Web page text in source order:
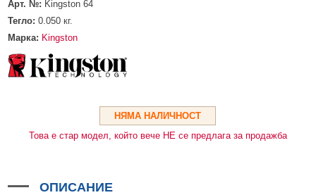
ГЪВКАВИ ГОФРИРАНИ ТРЪБИ
POE УДЪЛЖИТЕЛИ И POE СПЛИТЕРИ
МИКРОФОНИ И ГОВОРИТЕЛИ ЗА ВИДЕОНАБЛЮДЕНИЕ
ГРЪМОЗАЩИТИ
Арт. №: Kingston 64
Тегло:0.050 кг.
Марка: Kingston
НЯМА НАЛИЧНОСТ
Това е стар модел, който вече НЕ се предлага за продажба
ОПИСАНИЕ